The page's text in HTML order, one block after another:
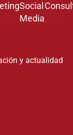
Social
Media
y actualidad